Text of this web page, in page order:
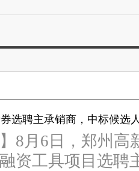
选聘主承销商，中标候选
8月6日，郑州
资工具项目选聘